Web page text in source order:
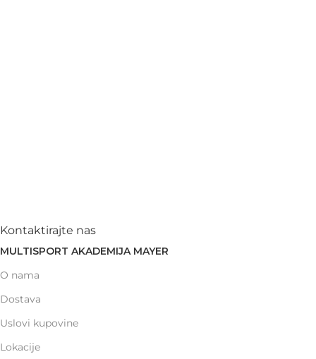
Kontaktirajte nas
MULTISPORT AKADEMIJA MAYER
O nama
Dostava
Uslovi kupovine
Lokacije